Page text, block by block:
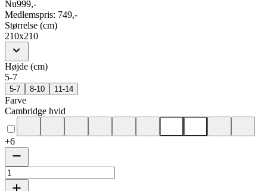
Nu999,-
Medlemspris: 749,-
Størrelse (cm)
210x210
Højde (cm)
5-7
5-7 8-10 11-14
Farve
Cambridge hvid
+6